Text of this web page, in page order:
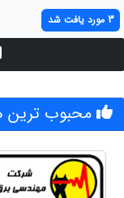
3 مورد یافت شد
محبوب ترین